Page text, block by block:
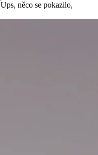
Ups, něco se pokazilo,